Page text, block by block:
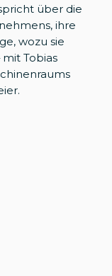
über die
ihre
wozu sie
Tobias